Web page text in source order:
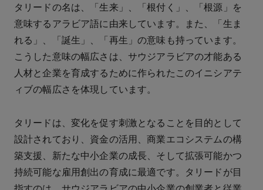
タリードの名は、「生来」、「根付く」、「根源」を
意味するアラビア語に由来しています。また、「生ま
れる」、「誕生」、「再生」の意味も持っています。
こうした意味の幅広さは、サウジアラビアの才能ある
人材と企業を育成するために作られたこのイニシアテ
ィブの幅広さを体現しています。
タリードは、変化を促す刺激となることを目的として
設計されており、資金の活用、商業エコシステムの構
築支援、新たな中小企業の成長、そして拡張可能かつ
持続可能な雇用創出の育成に最適です。タリードが目